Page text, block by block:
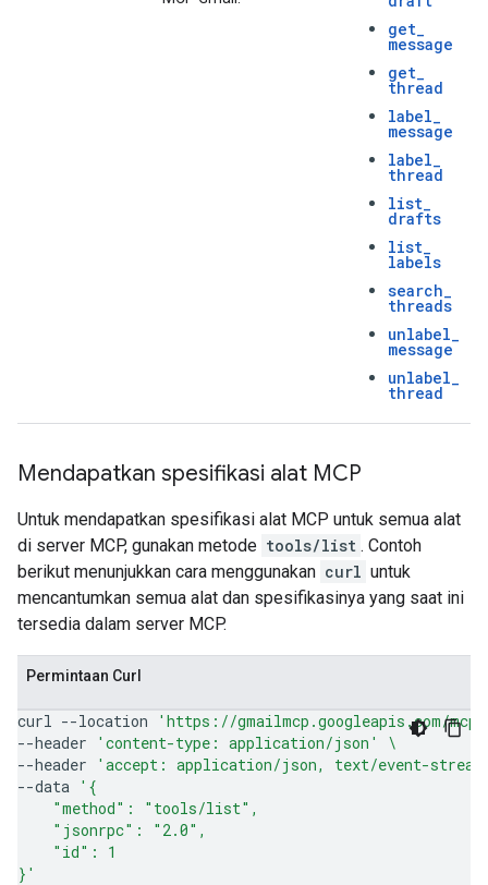
get_
message
get_
thread
label_
message
label_
thread
list_
drafts
list_
labels
search_
threads
unlabel_
message
unlabel_
thread
Mendapatkan spesifikasi alat MCP
Untuk mendapatkan spesifikasi alat MCP untuk semua alat
di server MCP, gunakan metode tools/list . Contoh
berikut menunjukkan cara menggunakan curl untuk
mencantumkan semua alat dan spesifikasinya yang saat ini
tersedia dalam server MCP.
Permintaan Curl
curl --location
'https://gmailmcp.googleapis.com/
--header
'content-type: application/json'
\
--header
'accept: application/json, text/event-
--data '{
    "method": "tools/list",
    "jsonrpc": "2.0",
    "id": 1
}'